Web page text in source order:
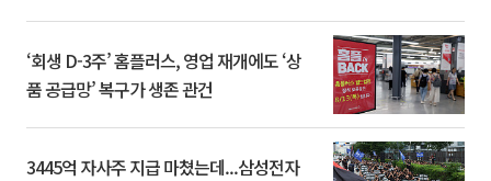
‘회생 D-3주’ 홈플러스, 영업 재개에도 ‘상
품 공급망’ 복구가 생존 관건
3445억 자사주 지급 마쳤는데...삼성전자